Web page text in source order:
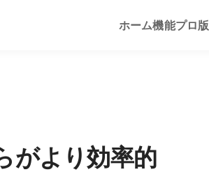
ホーム機能プロ版
がより効率的